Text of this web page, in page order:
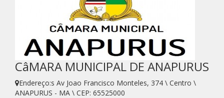
CâMARA MUNICIPAL DE ANAPURUS
Endereço:s Av Joao Francisco Monteles, 374 \ Centro \
ANAPURUS - MA \ CEP: 65525000